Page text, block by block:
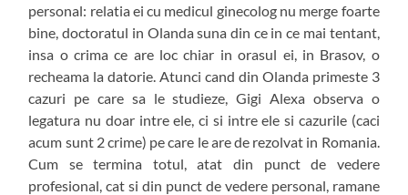
personal: relatia ei cu medicul ginecolog nu merge foarte
bine, doctoratul in Olanda suna din ce in ce mai tentant,
insa o crima ce are loc chiar in orasul ei, in Brasov, o
recheama la datorie. Atunci cand din Olanda primeste 3
cazuri pe care sa le studieze, Gigi Alexa observa o
legatura nu doar intre ele, ci si intre ele si cazurile (caci
acum sunt 2 crime) pe care le are de rezolvat in Romania.
Cum se termina totul, atat din punct de vedere
profesional, cat si din punct de vedere personal, ramane